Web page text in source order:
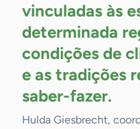
vinculadas às
determinada
condições de
e as tradições
saber-fazer.
Hulda Giesbrecht,